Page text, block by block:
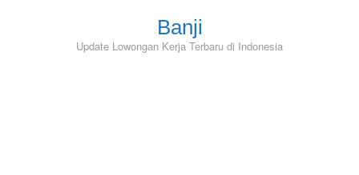
Banji
Update Lowongan Kerja Terbaru di Indonesia